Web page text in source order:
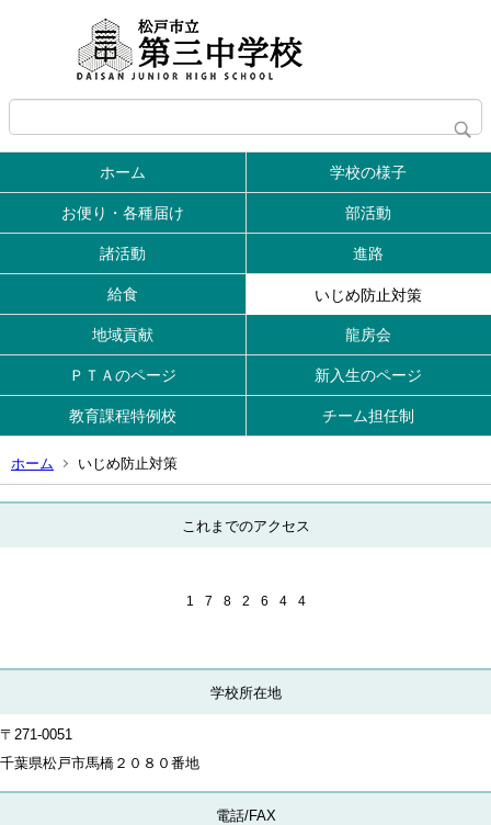
ホーム 学校の様子
お便り・各種届け 部活動
諸活動 進路
給食 いじめ防止対策
地域貢献 龍房会
ＰＴＡのページ 新入生のページ
教育課程特例校 チーム担任制
ホーム いじめ防止対策
これまでのアクセス
1 7 8 2 6 4 4
学校所在地
〒271-0051
千葉県松戸市馬橋２０８０番地
電話/FAX